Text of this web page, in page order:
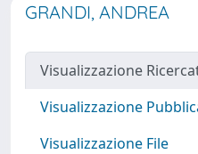
GRANDI, ANDREA
Visualizzazione
Visualizzazione
Visualizzazione File